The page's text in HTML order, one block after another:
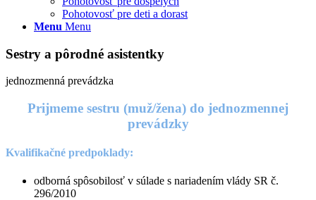
Pohotovosť pre deti a dorast
Menu Menu
Sestry a pôrodné asistentky
jednozmenná prevádzka
Prijmeme sestru (muž/žena) do jednozmennej
prevádzky
Kvalifikačné predpoklady:
odborná spôsobilosť v súlade s nariadením vlády SR č.
296/2010